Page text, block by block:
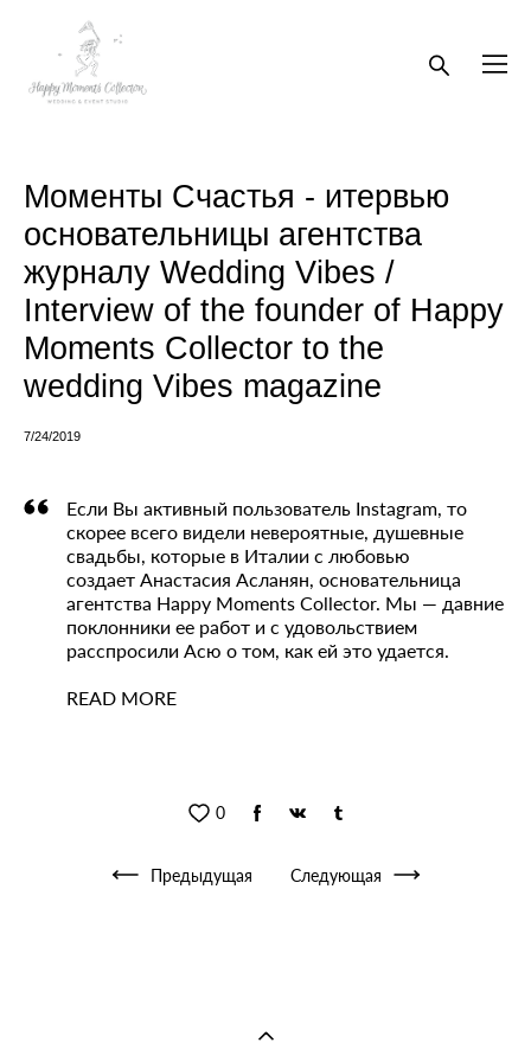
Моменты Счастья - итервью
основательницы агентства
журналу Wedding Vibes /
Interview of the founder of Happy
Moments Collector to the
wedding Vibes magazine
7/24/2019
Если Вы активный пользователь Instagram, то
скорее всего видели невероятные, душевные
свадьбы, которые в Италии с любовью
создает Анастасия Асланян, основательница
агентства Happy Moments Collector. Мы — давние
поклонники ее работ и с удовольствием
расспросили Асю о том, как ей это удается.
READ MORE
0
Предыдущая Следующая